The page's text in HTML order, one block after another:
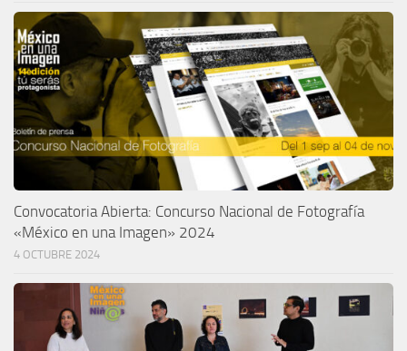
Convocatoria Abierta: Concurso Nacional de Fotografía
«México en una Imagen» 2024
4 OCTUBRE 2024